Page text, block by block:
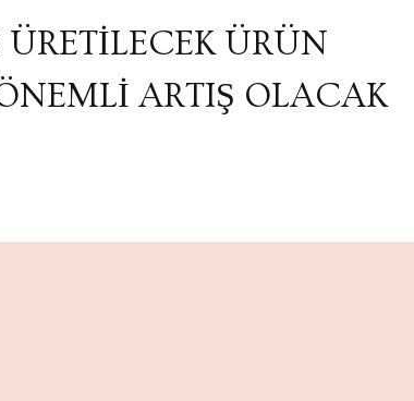
ÜRETİLECEK ÜRÜN
ARTIŞ OLACAK